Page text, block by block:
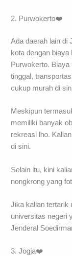
2. Purwokerto❤️
Ada daerah lain di
kota dengan
Purwokerto.
tinggal,
cukup murah di
Meskipun
memiliki banyak
rekreasi lho.
di sini.
Selain itu, kini
nongkrong yang
Jika kalian tertarik
universitas negeri
Jenderal
3. Jogja❤️